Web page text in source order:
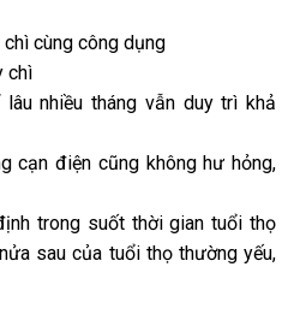
cùng công dụng
chì
nhiều tháng vẫn duy trì khả
cạn điện cũng không hư hỏng,
trong suốt thời gian tuổi thọ
sau của tuổi thọ thường yếu,